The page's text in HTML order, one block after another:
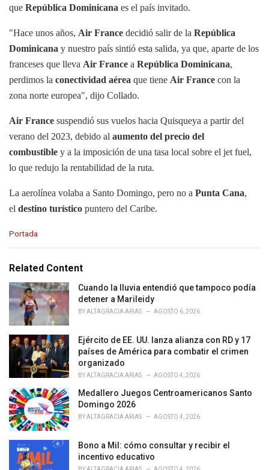
que República Dominicana es el país invitado.
"Hace unos años, Air France decidió salir de la República
Dominicana y nuestro país sintió esta salida, ya que, aparte de los
franceses que lleva Air France a República Dominicana,
perdimos la conectividad aérea que tiene Air France con la
zona norte europea", dijo Collado.
Air France suspendió sus vuelos hacia Quisqueya a partir del
verano del 2023, debido al aumento del precio del
combustible y a la imposición de una tasa local sobre el jet fuel,
lo que redujo la rentabilidad de la ruta.
La aerolínea volaba a Santo Domingo, pero no a Punta Cana,
el destino turístico puntero del Caribe.
C
e
o
r
i
Portada
Related Content
Cuando la lluvia entendió que tampoco podía
detener a Marileidy
BYALTAGRACIA ARIAS AGOSTO 6, 2026
Ejército de EE. UU. lanza alianza con RD y 17
países de América para combatir el crimen
organizado
BYALTAGRACIA ARIAS AGOSTO 4, 2026
Medallero Juegos Centroamericanos Santo
Domingo 2026
BYALTAGRACIA ARIAS AGOSTO 4, 2026
Bono a Mil: cómo consultar y recibir el
incentivo educativo